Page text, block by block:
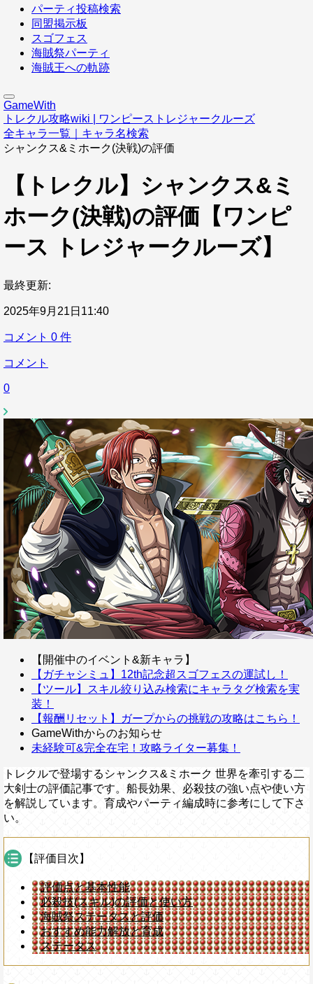
パーティ投稿検索
同盟掲示板
スゴフェス
海賊祭パーティ
海賊王への軌跡
GameWith
トレクル攻略wiki | ワンピーストレジャークルーズ
全キャラ一覧｜キャラ名検索
シャンクス&ミホーク(決戦)の評価
【トレクル】シャンクス&ミ
ホーク(決戦)の評価【ワンピ
ース トレジャークルーズ】
最終更新:
2025年9月21日11:40
コメント 0 件
コメント
0
【開催中のイベント&新キャラ】
【ガチャシミュ】12th記念超スゴフェスの運試し！
【ツール】スキル絞り込み検索にキャラタグ検索を実
装！
【報酬リセット】ガープからの挑戦の攻略はこちら！
GameWithからのお知らせ
未経験可&完全在宅！攻略ライター募集！
トレクルで登場するシャンクス&ミホーク 世界を牽引する二
大剣士の評価記事です。船長効果、必殺技の強い点や使い方
を解説しています。育成やパーティ編成時に参考にして下さ
い。
【評価目次】
評価点と基本性能
必殺技(スキル)の評価と使い方
海賊祭ステータスと評価
おすすめ能力解放と育成
ステータス